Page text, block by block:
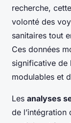
recherche,
volonté des
sanitaires tout
Ces données
significative de
modulables et
Les analyses
de l’intégration